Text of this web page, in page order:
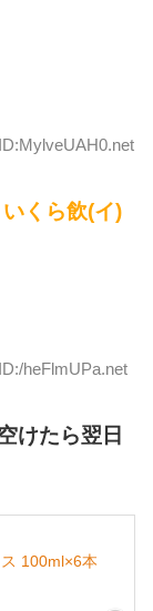
くら飲(イ)
heFlmUPa.net
けたら翌日
100ml×6本